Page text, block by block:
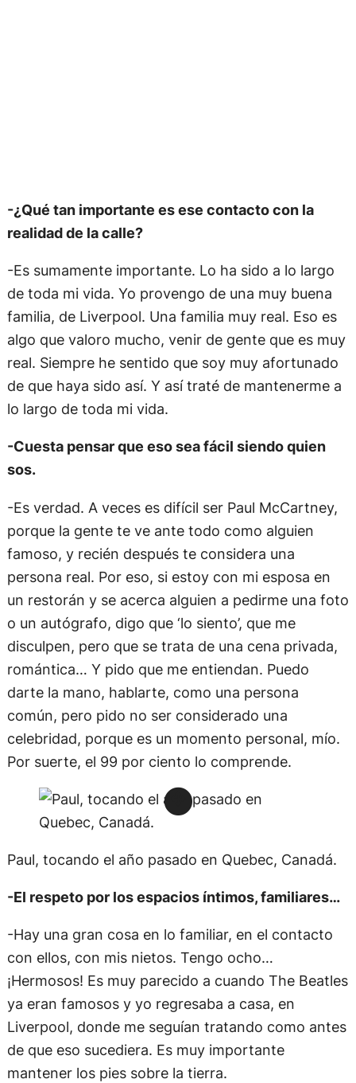
-¿Qué tan importante es ese contacto con la
realidad de la calle?
-Es sumamente importante. Lo ha sido a lo largo
de toda mi vida. Yo provengo de una muy buena
familia, de Liverpool. Una familia muy real. Eso es
algo que valoro mucho, venir de gente que es muy
real. Siempre he sentido que soy muy afortunado
de que haya sido así. Y así traté de mantenerme a
lo largo de toda mi vida.
-Cuesta pensar que eso sea fácil siendo quien
sos.
-Es verdad. A veces es difícil ser Paul McCartney,
porque la gente te ve ante todo como alguien
famoso, y recién después te considera una
persona real. Por eso, si estoy con mi esposa en
un restorán y se acerca alguien a pedirme una foto
o un autógrafo, digo que ‘lo siento’, que me
disculpen, pero que se trata de una cena privada,
romántica… Y pido que me entiendan. Puedo
darte la mano, hablarte, como una persona
común, pero pido no ser considerado una
celebridad, porque es un momento personal, mío.
Por suerte, el 99 por ciento lo comprende.
Paul, tocando el año pasado en Quebec, Canadá.
-El respeto por los espacios íntimos, familiares…
-Hay una gran cosa en lo familiar, en el contacto
con ellos, con mis nietos. Tengo ocho…
¡Hermosos! Es muy parecido a cuando The Beatles
ya eran famosos y yo regresaba a casa, en
Liverpool, donde me seguían tratando como antes
de que eso sucediera. Es muy importante
mantener los pies sobre la tierra.